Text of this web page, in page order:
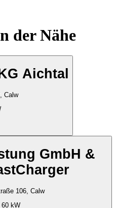
der Nähe
Aichtal
Calw
GmbH &
106, Calw
kW